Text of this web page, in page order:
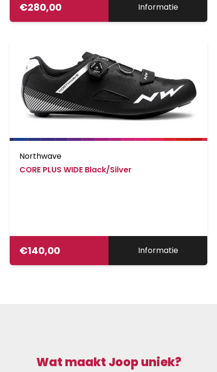
€280,00 Informatie
Northwave
CORE PLUS WIDE Black/Silver
€140,00 Informatie
Wat maakt Joop uniek?